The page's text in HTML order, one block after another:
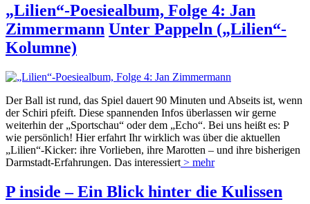
„Lilien“-Poesiealbum, Folge 4: Jan
Zimmermann Unter Pappeln („Lilien“-
Kolumne)
Der Ball ist rund, das Spiel dauert 90 Minuten und Abseits ist, wenn
der Schiri pfeift. Diese spannenden Infos überlassen wir gerne
weiterhin der „Sportschau“ oder dem „Echo“. Bei uns heißt es: P
wie persönlich! Hier erfahrt Ihr wirklich was über die aktuellen
„Lilien“-Kicker: ihre Vorlieben, ihre Marotten – und ihre bisherigen
Darmstadt-Erfahrungen. Das interessiert > mehr
P inside – Ein Blick hinter die Kulissen